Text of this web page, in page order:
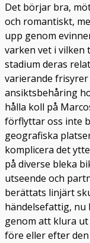
Det börjar bra,
och romantiskt,
upp genom
varken vet i vilken
stadium deras
varierande
ansiktsbehåring
hålla koll på
förflyttar oss inte
geografiska
komplicera det
på diverse bleka
utseende och
berättats linjärt
händelsefattig,
genom att klura
före eller efter den